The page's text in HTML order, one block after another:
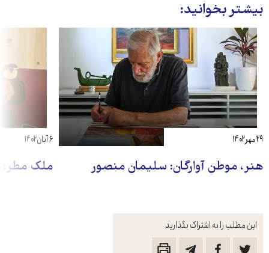
این مطلب را به اشتراک بگذارید
بیشتر بخوانید:
هنر، موطن آوارگان: سلیمان منصور
۲۹ مهر ۱۴۰۲
ملک مطر:
۶ آبان ۱۴۰۲